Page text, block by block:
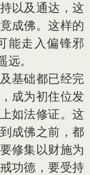
以及通达，这
成佛。这样的
能走入偏锋邪
。
基础都已经完
成为初住位发
如法修证。这
成佛之前，都
修集以财施为
功德，要受持